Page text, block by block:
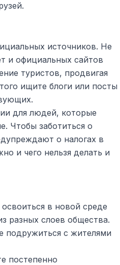
источников. Не
и официальных сайтов
туристов, продвигая
ищите блоги или посты
для людей, которые
Чтобы заботиться о
о налогах в
и чего нельзя делать и
в новой среде
разных слоев общества.
подружиться с жителями
постепенно